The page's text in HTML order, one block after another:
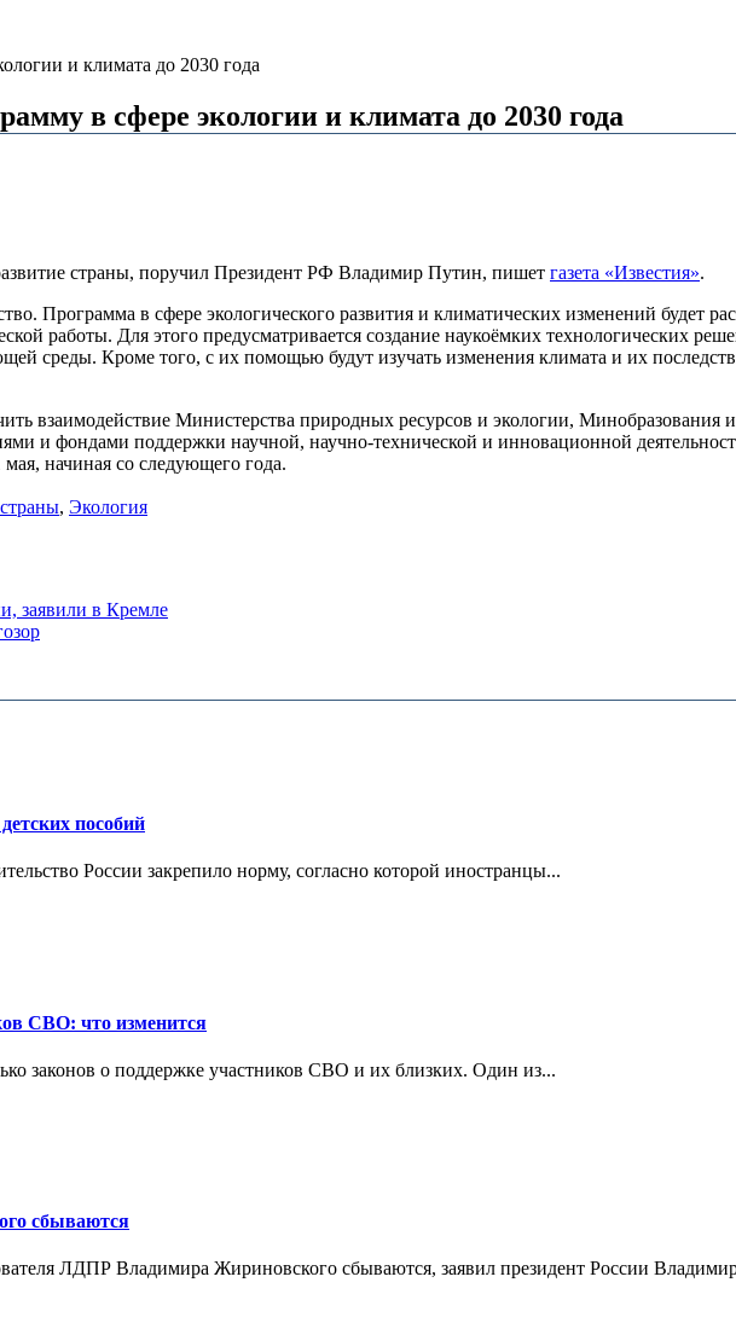
и климата до 2030 года
в сфере экологии и климата до 2030 года
страны, поручил Президент РФ Владимир Путин, пишет газета «Известия».
Программа в сфере экологического развития и климатических изменений будет
работы. Для этого предусматривается создание наукоёмких технологических
среды. Кроме того, с их помощью будут изучать изменения климата и их
взаимодействие Министерства природных ресурсов и экологии,
и фондами поддержки научной, научно-технической и инновационной
начиная со следующего года.
, Экология
заявили в Кремле
пособий
России закрепило норму, согласно которой иностранцы...
СВО: что изменится
законов о поддержке участников СВО и их близких. Один из...
сбываются
ЛДПР Владимира Жириновского сбываются, заявил президент России